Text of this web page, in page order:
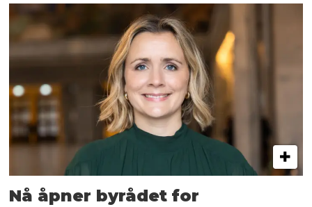
Nå åpner byrådet for